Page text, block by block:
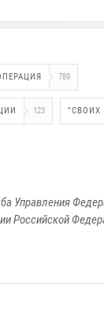
789
123 "СВОИХ
Управления
Российской